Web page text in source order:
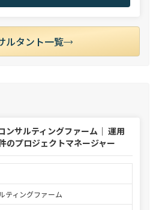
ルタント一覧
ンサルティングファーム｜ 運用
のプロジェクトマネージャー
ティングファーム